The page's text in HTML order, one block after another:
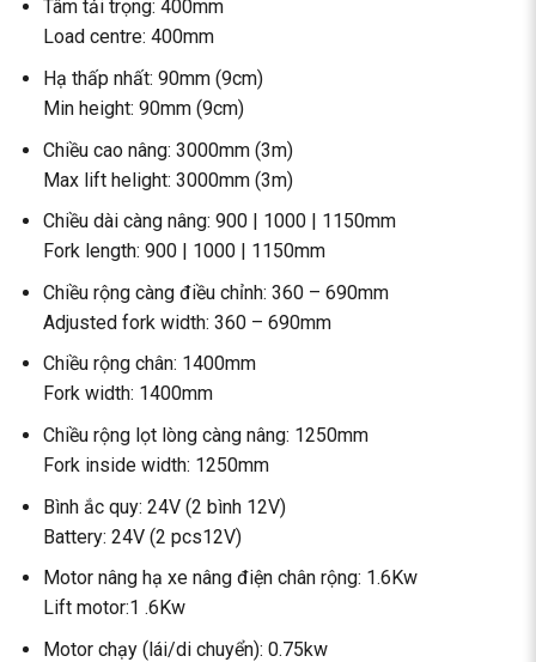
Tâm tải trọng: 400mm
Load centre: 400mm
Hạ thấp nhất: 90mm (9cm)
Min height: 90mm (9cm)
Chiều cao nâng: 3000mm (3m)
Max lift helight: 3000mm (3m)
Chiều dài càng nâng: 900 | 1000 | 1150mm
Fork length: 900 | 1000 | 1150mm
Chiều rộng càng điều chỉnh: 360 – 690mm
Adjusted fork width: 360 – 690mm
Chiều rộng chân: 1400mm
Fork width: 1400mm
Chiều rộng lọt lòng càng nâng: 1250mm
Fork inside width: 1250mm
Bình ắc quy: 24V (2 bình 12V)
Battery: 24V (2 pcs12V)
Motor nâng hạ xe nâng điện chân rộng: 1.6Kw
Lift motor:1 .6Kw
Motor chạy (lái/di chuyển): 0.75kw